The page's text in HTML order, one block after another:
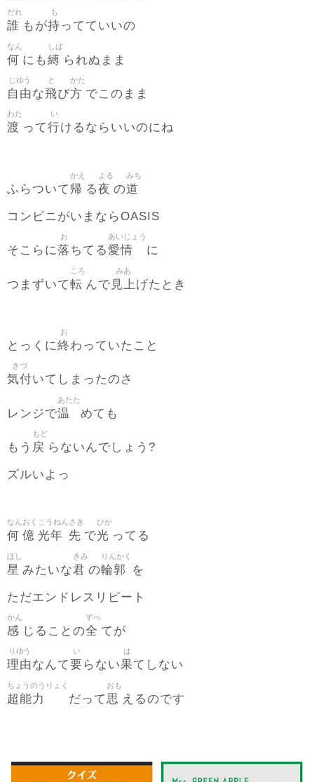
誰
だれ
もが持
も
ってていいの
何
なん
にも縛
しば
られぬまま
自由
じゆう
な飛
と
び方
かた
でこのまま
渡
わた
って行
い
けるならいいのにね
ふらついて 帰
かえ
る夜
よる
の道
みち
コンビニがいまならOASIS
そこらに落
お
ちてる愛情
あいじょう
に
つまずいて転
ころ
んで 見上
みあ
げたとき
とっくに終
お
わっていたこと
気付
きづ
いてしまったのさ
レンジで温
あたた
めても
もう 戻
もど
らないんでしょう?
ズルいよっ
何
なん
億
おく
光年
こうねん
先
さき
で光
ひか
ってる
星
ほし
みたいな君
きみ
の輪郭
りんかく
を
ただエンドレスリピート
感
かん
じることの全
すべ
てが
理由
りゆう
なんて要
い
らない果
は
てしない
超能力
ちょうのうりょく
だって 思
おも
えるのです